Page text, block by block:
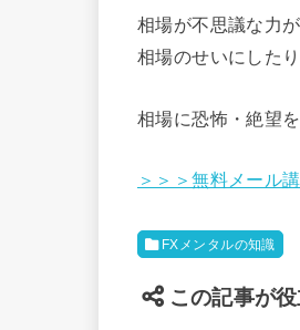
相場が不思議な力
相場のせいにした
相場に恐怖・絶望
＞＞＞無料メール
FXメンタルの知識
この記事が